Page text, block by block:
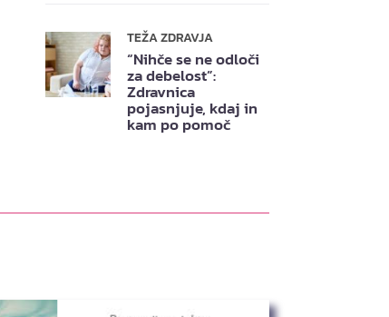
TEŽA ZDRAVJA
“Nihče se ne odloči
za debelost”:
Zdravnica
pojasnjuje, kdaj in
kam po pomoč